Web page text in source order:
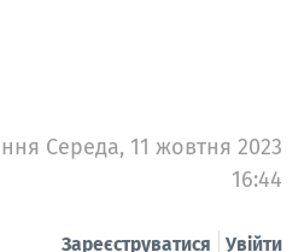
Середа, 11 жовтня 2023
16:44
Увійти
Зареєструватися